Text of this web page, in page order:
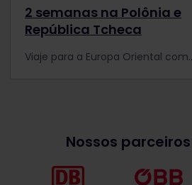
2 semanas na Polônia e
República Tcheca
Viaje para a Europa Oriental com o Passe Eurail e passe
Nossos